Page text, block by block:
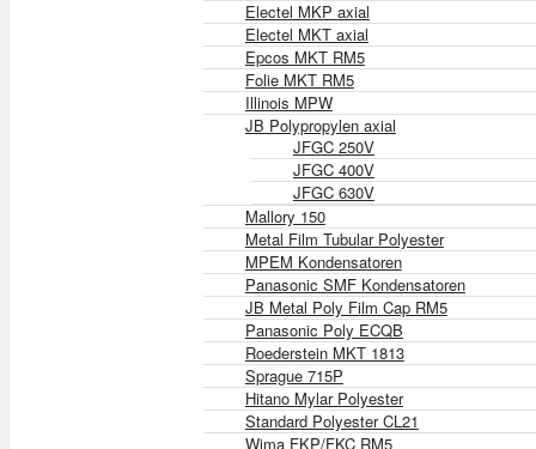
Electel MKP axial
Electel MKT axial
Epcos MKT RM5
Folie MKT RM5
Illinois MPW
JB Polypropylen axial
JFGC 250V
JFGC 400V
JFGC 630V
Mallory 150
Metal Film Tubular Polyester
MPEM Kondensatoren
Panasonic SMF Kondensatoren
JB Metal Poly Film Cap RM5
Panasonic Poly ECQB
Roederstein MKT 1813
Sprague 715P
Hitano Mylar Polyester
Standard Polyester CL21
Wima FKP/FKC RM5